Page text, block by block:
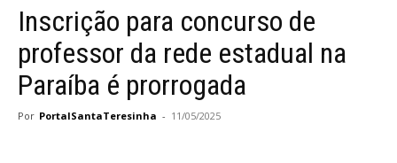
Inscrição para concurso de
professor da rede estadual na
Paraíba é prorrogada
Por PortalSantaTeresinha - 11/05/2025